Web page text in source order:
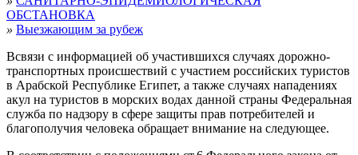
ОБСТАНОВКА
» Выезжающим за рубеж
Всвязи с информацией об участившихся случаях дорожно-
транспортных происшествий с участием российских туристов
в Арабской Республике Египет, а также случаях нападениях
акул на туристов в морских водах данной страны Федеральная
служба по надзору в сфере защиты прав потребителей и
благополучия человека обращает внимание на следующее.